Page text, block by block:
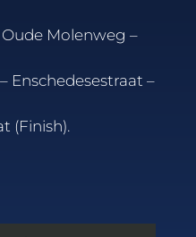
Molenweg –
Enschedesestraat –
(Finish).